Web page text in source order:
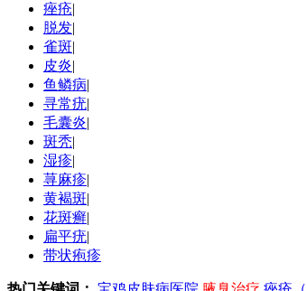
痤疮|
脱发|
雀斑|
皮炎|
鱼鳞病|
寻常疣|
毛囊炎|
斑秃|
湿疹|
荨麻疹|
黄褐斑|
花斑癣|
扁平疣|
带状疱疹